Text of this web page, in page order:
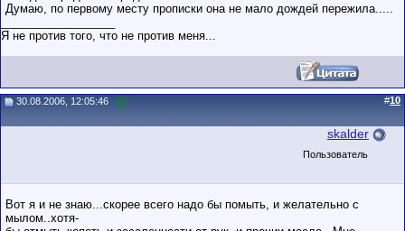
Думаю, по первому месту прописки она не мало дождей пережила.....
Я не против того, что не против меня...
30.08.2006, 12:05:46 #10
skalder
Пользователь
Вот я и не знаю...скорее всего надо бы помыть, и желательно с
мылом..хотя-